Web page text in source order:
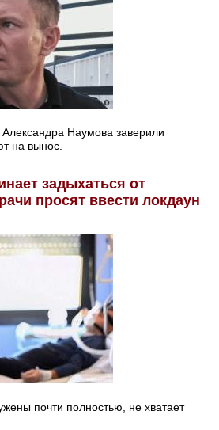
Наумова заверили
на вынос.
задыхаться от
просят ввести локдаун
почти полностью, не хватает